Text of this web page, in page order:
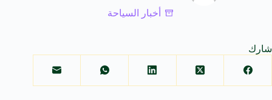
أخبار السياحة
شارك